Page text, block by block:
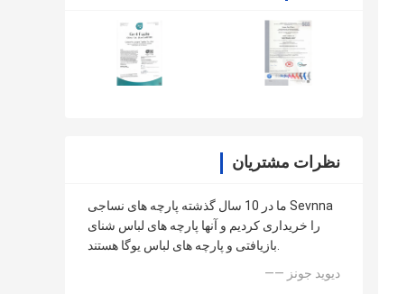
نظرات مشتریان
ما در 10 سال گذشته پارچه های نساجی Sevnna
را خریداری کردیم و آنها پارچه های لباس شنای
بازیافتی و پارچه های لباس یوگا هستند.
—— دیوید جونز